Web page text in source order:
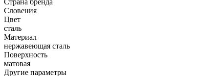
Словения
Цвет
сталь
Материал
нержавеющая сталь
Поверхность
матовая
Другие параметры